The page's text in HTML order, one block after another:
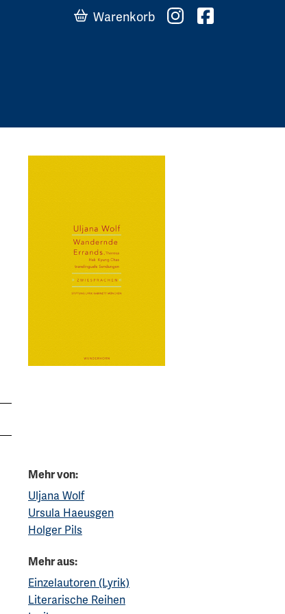
Warenkorb
Mehr von:
Uljana Wolf
Ursula Haeusgen
Holger Pils
Mehr aus:
Einzelautoren (Lyrik)
Literarische Reihen